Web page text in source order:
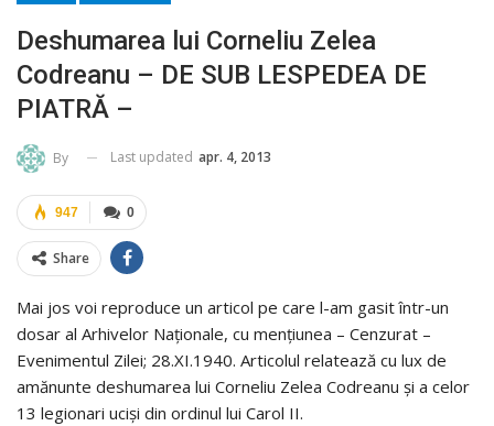
Deshumarea lui Corneliu Zelea
Codreanu – DE SUB LESPEDEA DE
PIATRĂ –
By Last updated apr. 4, 2013
0
947
Share
Mai jos voi reproduce un articol pe care l-am gasit într-un
dosar al Arhivelor Naţionale, cu menţiunea – Cenzurat –
Evenimentul Zilei; 28.XI.1940. Articolul relatează cu lux de
amănunte deshumarea lui Corneliu Zelea Codreanu şi a celor
13 legionari ucişi din ordinul lui Carol II.